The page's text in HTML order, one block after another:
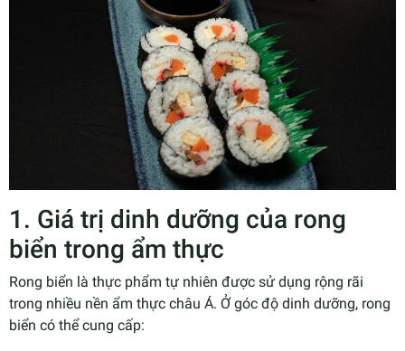
1. Giá trị dinh dưỡng của rong
biển trong ẩm thực
Rong biển là thực phẩm tự nhiên được sử dụng rộng rãi
trong nhiều nền ẩm thực châu Á. Ở góc độ dinh dưỡng, rong
biển có thể cung cấp: